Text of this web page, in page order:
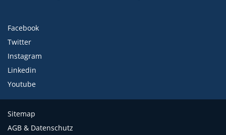
Facebook
Twitter
Instagram
Linkedin
Youtube
Sitemap
AGB & Datenschutz